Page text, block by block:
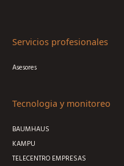
Servicios profesionales
Asesores
Tecnologia y monitoreo
BAUMHAUS
KAMPU
TELECENTRO EMPRESAS